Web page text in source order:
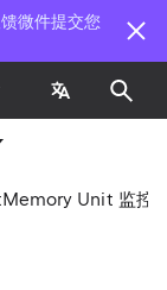
微件提交您